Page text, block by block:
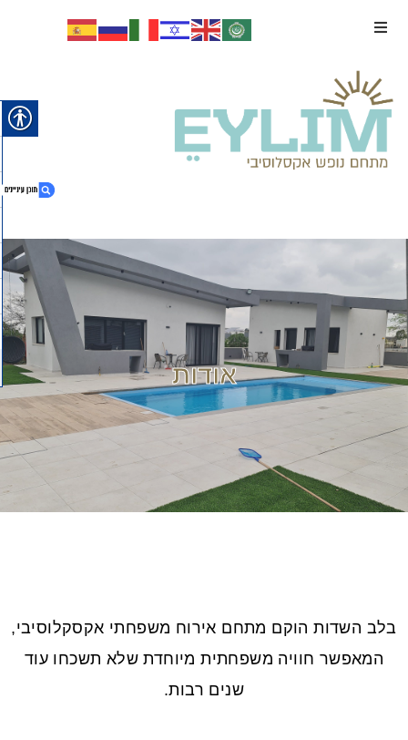
1. למידע נוסף השאירו פרטים:
2. למידע נוסף השאירו פרטים:
אודות
בלב השדות הוקם מתחם אירוח משפחתי אקסקלוסיבי,
המאפשר חוויה משפחתית מיוחדת שלא תשכחו עוד
שנים רבות.